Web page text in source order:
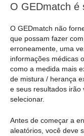
O GEDmatch é
O GEDmatch não
que possam fazer
erroneamente, uma
informações médicas
como a medida mais
de mistura / herança
e seus resultados
selecionar.
Antes de começar a
aleatórios, você deve